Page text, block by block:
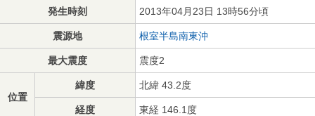
発生時刻 2013年04月23日 13時56分頃
震源地 根室半島南東沖
最大震度 震度2
位置
緯度 北緯 43.2度
経度 東経 146.1度